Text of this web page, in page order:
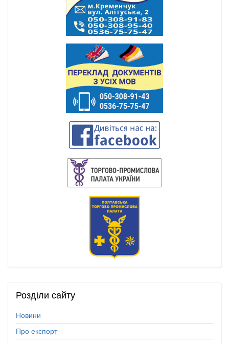
Розділи сайту
Новини
Про експорт